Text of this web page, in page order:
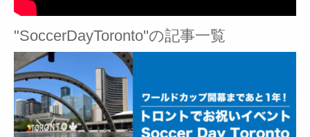
"SoccerDayToronto"の記事一覧